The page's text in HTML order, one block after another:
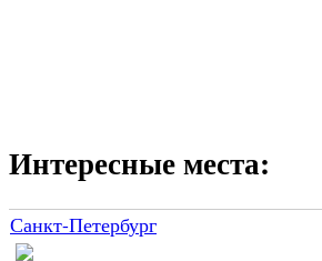
Интересные места:
Санкт-Петербург